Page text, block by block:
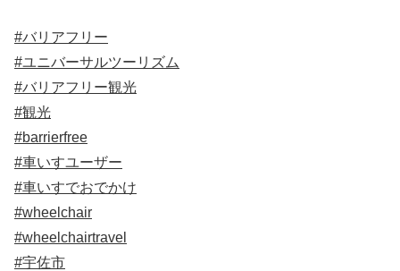
#バリアフリー
#ユニバーサルツーリズム
#バリアフリー観光
#観光
#barrierfree
#車いすユーザー
#車いすでおでかけ
#wheelchair
#wheelchairtravel
#宇佐市